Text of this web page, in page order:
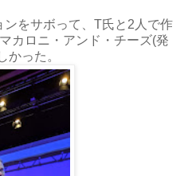
をサボって、T氏と2人で作
カロニ・アンド・チーズ(発
かった。